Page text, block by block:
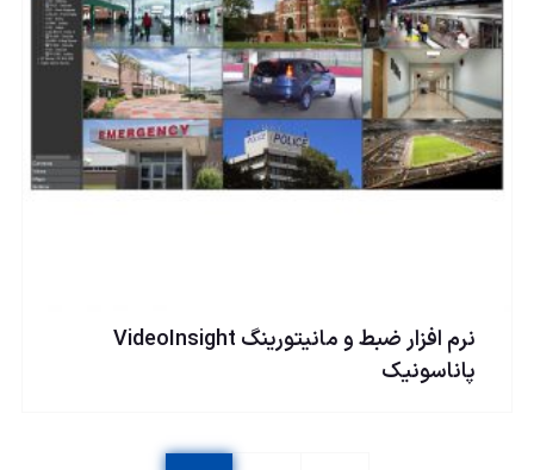
نرم افزار ضبط و مانیتورینگ VideoInsight
پاناسونیک